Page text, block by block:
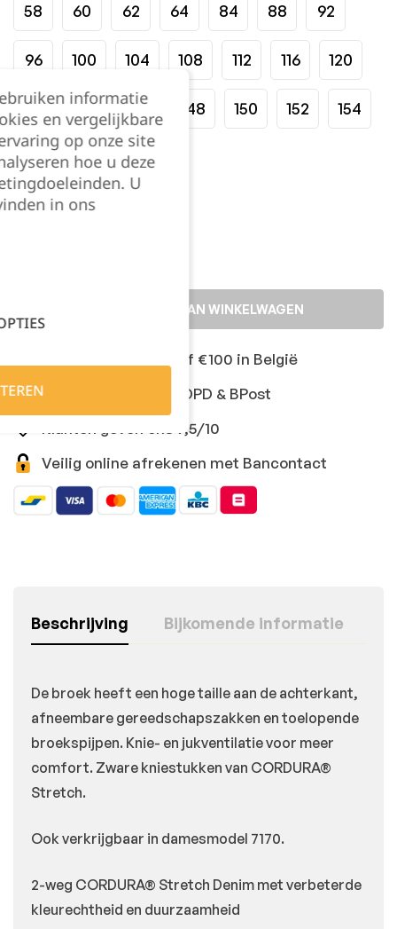
58 60 62 64 84 88 92
96 100 104 108 112 116 120
124 144 146 148 150 152 154
156
Kies je aantal:
TOEVOEGEN AAN WINKELWAGEN
Gratis levering vanaf €100 in België
Snelle levering met DPD & BPost
Klanten geven ons 9,5/10
Veilig online afrekenen met Bancontact
Beschrijving Bijkomende informatie
De broek heeft een hoge taille aan de achterkant,
afneembare gereedschapszakken en toelopende
broekspijpen. Knie- en jukventilatie voor meer
comfort. Zware kniestukken van CORDURA®
Stretch.
Ook verkrijgbaar in damesmodel 7170.
2-weg CORDURA® Stretch Denim met verbeterde
kleurechtheid en duurzaamheid
informatie
en vergelijkbare
op onze site
hoe u deze
U
in ons